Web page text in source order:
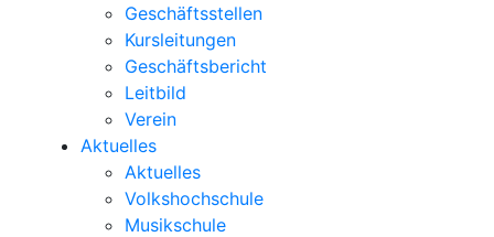
Geschäftsstellen
Kursleitungen
Geschäftsbericht
Leitbild
Verein
Aktuelles
Aktuelles
Volkshochschule
Musikschule